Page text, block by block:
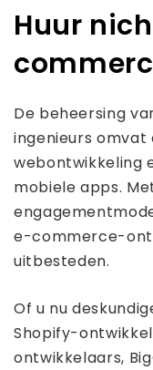
Huur
De beheersing
ingenieurs
webontwikkeling
mobiele apps.
e-commerce-
uitbesteden.
Of u nu
Shopify-
ontwikkelaars,